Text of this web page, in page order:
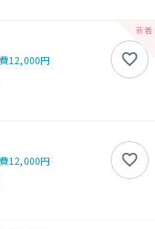
12,000円
12,000円